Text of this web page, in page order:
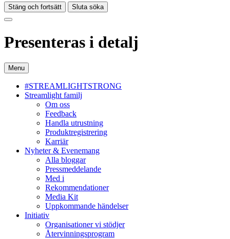
Stäng och fortsätt Sluta söka
Presenteras i detalj
Menu
#STREAMLIGHTSTRONG
Streamlight familj
Om oss
Feedback
Handla utrustning
Produktregistrering
Karriär
Nyheter & Evenemang
Alla bloggar
Pressmeddelande
Med i
Rekommendationer
Media Kit
Uppkommande händelser
Initiativ
Organisationer vi stödjer
Återvinningsprogram